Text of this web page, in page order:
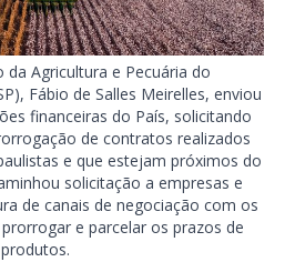
da Agricultura e Pecuária do
Fábio de Salles Meirelles, enviou
financeiras do País, solicitando
de contratos realizados
e que estejam próximos do
solicitação a empresas e
de canais de negociação com os
e parcelar os prazos de